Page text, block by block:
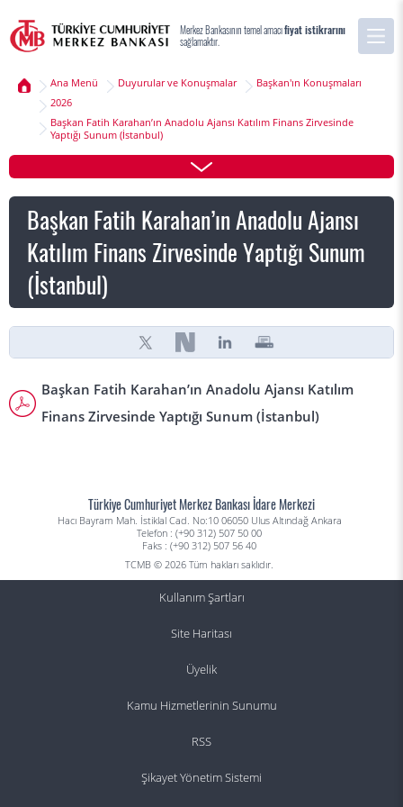
Merkez Bankasının temel amacıfiyat istikrarını
sağlamaktır.
Ana Menü Duyurular ve Konuşmalar
Başkan'ın Konuşmaları
2026
Başkan Fatih Karahan’ın Anadolu Ajansı Katılım Finans Zirvesinde
Yaptığı Sunum (İstanbul)
Başkan Fatih Karahan’ın Anadolu Ajansı
Katılım Finans Zirvesinde Yaptığı Sunum
(İstanbul)
Başkan Fatih Karahan’ın Anadolu Ajansı Katılım
Finans Zirvesinde Yaptığı Sunum (İstanbul)
Türkiye Cumhuriyet Merkez Bankası İdare Merkezi
Hacı Bayram Mah. İstiklal Cad. No:10 06050 Ulus Altındağ Ankara
Telefon : (+90 312) 507 50 00
Faks : (+90 312) 507 56 40
TCMB © 2026 Tüm hakları saklıdır.
Kullanım Şartları
Site Haritası
Üyelik
Kamu Hizmetlerinin Sunumu
RSS
Şikayet Yönetim Sistemi